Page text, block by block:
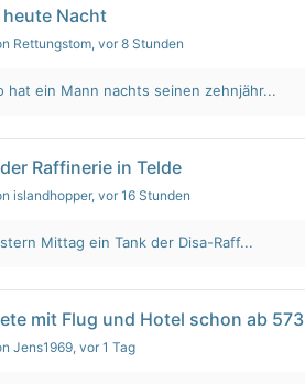
Nacht
Rettungstom, vor 8 Stunden
hat ein Mann nachts seinen zehnjähr...
Raffinerie in Telde
islandhopper, vor 16 Stunden
Mittag ein Tank der Disa-Raff...
mit Flug und Hotel schon ab 573
Jens1969, vor 1 Tag